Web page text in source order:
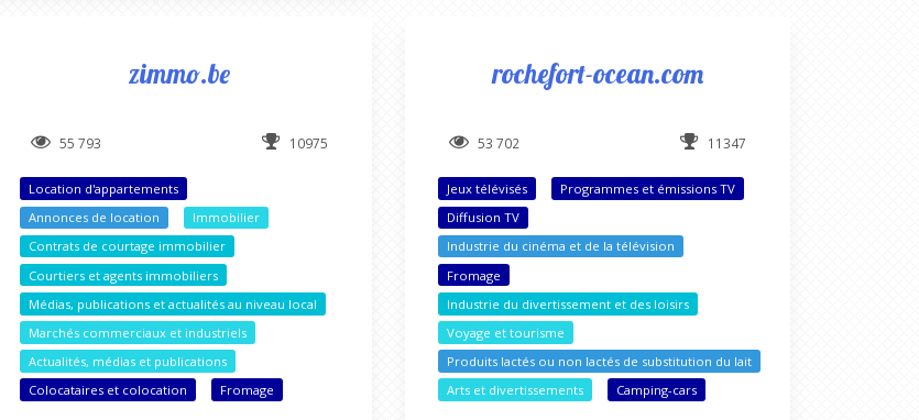
zimmo.be
55 793 10975
Location d'appartements
Annonces de location
Immobilier
Contrats de courtage immobilier
Courtiers et agents immobiliers
Médias, publications et actualités au niveau local
Marchés commerciaux et industriels
Actualités, médias et publications
Colocataires et colocation
Fromage
rochefort-ocean.com
53 702 11347
Jeux télévisés
Programmes et émissions TV
Diffusion TV
Industrie du cinéma et de la télévision
Fromage
Industrie du divertissement et des loisirs
Voyage et tourisme
Produits lactés ou non lactés de substitution du lait
Arts et divertissements
Camping-cars